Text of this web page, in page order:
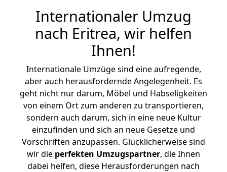
Internationaler Umzug
nach Eritrea, wir helfen
Ihnen!
Internationale Umzüge sind eine aufregende,
aber auch herausfordernde Angelegenheit. Es
geht nicht nur darum, Möbel und Habseligkeiten
von einem Ort zum anderen zu transportieren,
sondern auch darum, sich in eine neue Kultur
einzufinden und sich an neue Gesetze und
Vorschriften anzupassen. Glücklicherweise sind
wir die perfekten Umzugspartner, die Ihnen
dabei helfen, diese Herausforderungen nach